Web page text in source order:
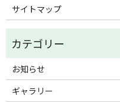
サイトマップ
お知らせ
ギャラリー